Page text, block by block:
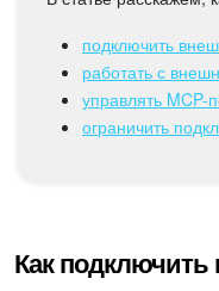
Онлайн-запись
КЭДО
Маркетинг
подключить
работать с
управлять
ограничить
Как